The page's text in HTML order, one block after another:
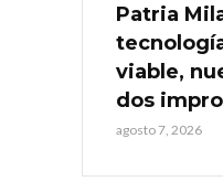
Patria
viable,
dos
agosto 7, 2026